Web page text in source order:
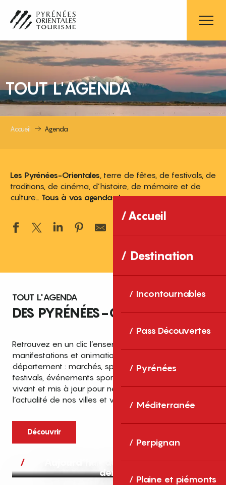
contenu
principal
Accueil
Destination
Incontournables
Pass Découvertes
Pyrénées
Méditerranée
Perpignan
Plaine et piémonts
TOUT L'AGENDA
Accueil Agenda
Les Pyrénées-Orientales , terre de fêtes, de festivals, de
traditions, de cinéma, d’histoire, de mémoire et de
culture… Tous à vos agendas !
TOUT L'AGENDA
DES PYRÉNÉES-ORIENTALES
Retrouvez en un clic l’ensemble des fêtes,
manifestations et animations recensées dans le
département : marchés, spectacles, expositions,
festivals, événements sportifs et culturels… un agenda
vivant et mis à jour pour ne rien manquer de
l’actualité de nos villes et villages.
Découvrir
Aujourd’hui, demain et après-
demain